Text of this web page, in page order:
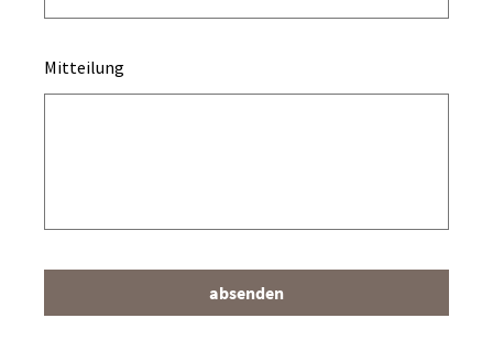
Mitteilung
absenden